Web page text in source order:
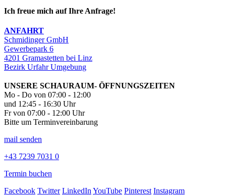
Ich freue mich auf Ihre Anfrage!
ANFAHRT
Schmidinger GmbH
Gewerbepark 6
4201 Gramastetten bei Linz
Bezirk Urfahr Umgebung
UNSERE SCHAURAUM- ÖFFNUNGSZEITEN
Mo - Do von 07:00 - 12:00
und 12:45 - 16:30 Uhr
Fr von 07:00 - 12:00 Uhr
Bitte um Terminvereinbarung
mail senden
+43 7239 7031 0
Termin buchen
Facebook Twitter LinkedInYouTube Pinterest Instagram